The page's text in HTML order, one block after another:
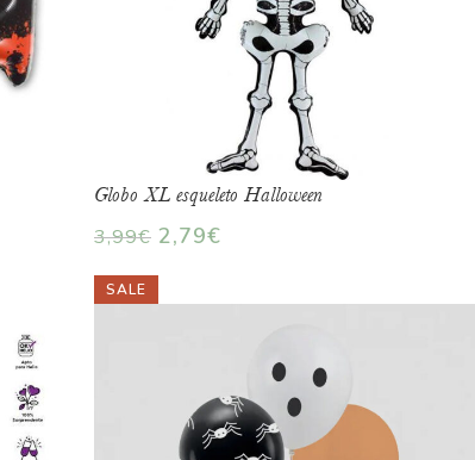
Globo XL esqueleto Halloween
3,99€ 2,79€
SALE